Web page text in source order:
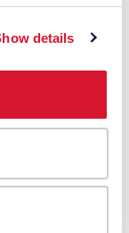
details